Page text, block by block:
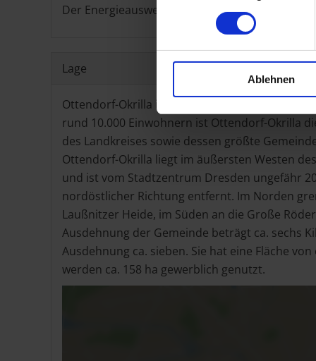
Ablehnen
Der Energieausweis befindet sich in
Lage
Ottendorf-Okrilla ist eine Gemeinde im
rund 10.000 Einwohnern ist Ottendorf-Okrilla
des Landkreises sowie dessen größte
Ottendorf-Okrilla liegt im äußersten Westen
und ist vom Stadtzentrum Dresden ungefähr
nordöstlicher Richtung entfernt. Im Norden
Laußnitzer Heide, im Süden an die Große
Ausdehnung der Gemeinde beträgt ca. sechs
Ausdehnung ca. sieben. Sie hat eine Fläche
werden ca. 158 ha gewerblich genutzt.